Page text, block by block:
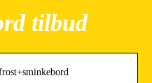
tilbud